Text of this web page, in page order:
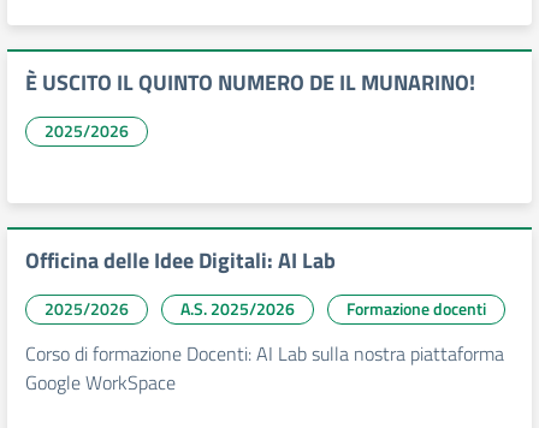
È USCITO IL QUINTO NUMERO DE IL MUNARINO!
2025/2026
Officina delle Idee Digitali: AI Lab
2025/2026 A.S. 2025/2026 Formazione docenti
Corso di formazione Docenti: AI Lab sulla nostra piattaforma
Google WorkSpace